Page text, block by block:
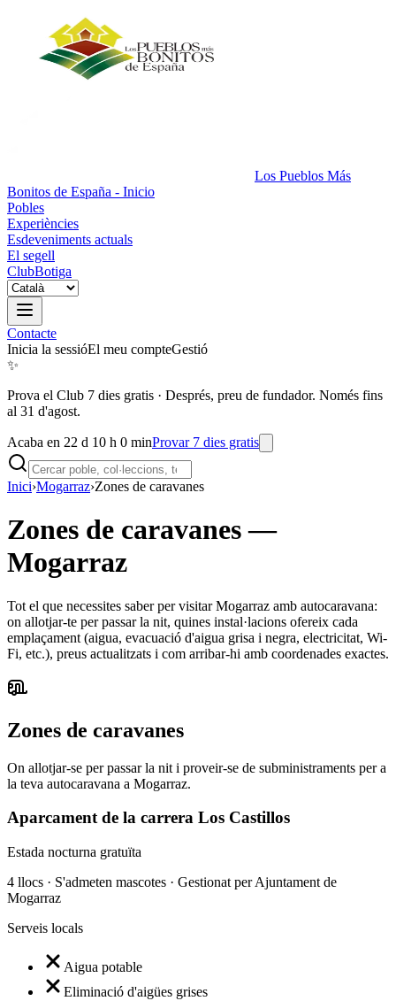
Los Pueblos Más
Bonitos de España - Inicio
Pobles
Experiències
Esdeveniments actuals
El segell
ClubBotiga
Contacte
Inicia la sessióEl meu compteGestió
✨
Prova el Club 7 dies gratis · Després, preu de fundador. Només fins
al 31 d'agost.
Acaba en 22 d 10 h 0 minProvar 7 dies gratis
Inici›Mogarraz›Zones de caravanes
Zones de caravanes—
Mogarraz
Tot el que necessites saber per visitar Mogarraz amb autocaravana:
on allotjar-te per passar la nit, quines instal·lacions ofereix cada
emplaçament (aigua, evacuació d'aigua grisa i negra, electricitat, Wi-
Fi, etc.), preus actualitzats i com arribar-hi amb coordenades exactes.
Zones de caravanes
On allotjar-se per passar la nit i proveir-se de subministraments per a
la teva autocaravana a Mogarraz.
Aparcament de la carrera Los Castillos
Estada nocturna gratuïta
4 llocs · S'admeten mascotes · Gestionat per Ajuntament de
Mogarraz
Serveis locals
Aigua potable
Eliminació d'aigües grises